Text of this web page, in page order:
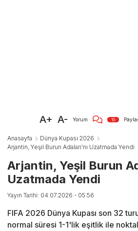
A+ A- Yorum 10
Anasayfa
Dünya Kupası 2026
Arjantin, Yeşil Burun Adaları'nı Uzatmada Yendi
Arjantin, Yeşil Burun
Uzatmada Yendi
Yayın Tarihi: 04.07.2026 - 05:56
FIFA 2026 Dünya Kupası son 32
normal süresi 1-1'lik eşitlik ile